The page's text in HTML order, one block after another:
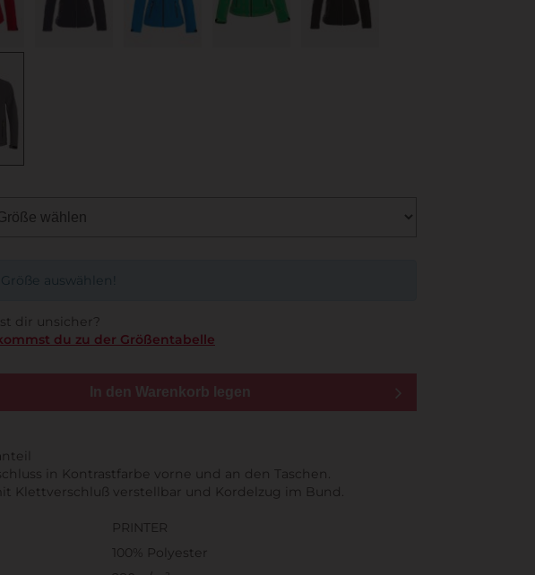
Größe auswählen!
dir unsicher?
du zu der Größentabelle
In den Warenkorb legen
in Kontrastfarbe vorne und an den Taschen.
Klettverschluß verstellbar und Kordelzug im Bund.
PRINTER
100% Polyester